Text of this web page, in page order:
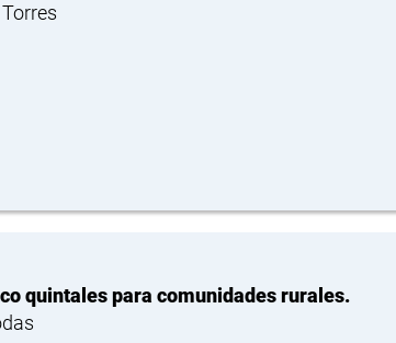
quintales para comunidades rurales.